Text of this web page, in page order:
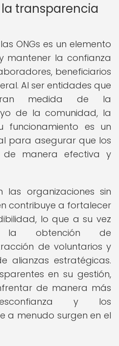
transparencia
ONGs es un elemento
mantener la confianza
beneficiarios
Al ser entidades que
medida de la
de la comunidad, la
funcionamiento es un
para asegurar que los
de manera efectiva y
las organizaciones sin
contribuye a fortalecer
lo que a su vez
la obtención de
de voluntarios y
alianzas estratégicas.
en su gestión,
de manera más
y los
a menudo surgen en el